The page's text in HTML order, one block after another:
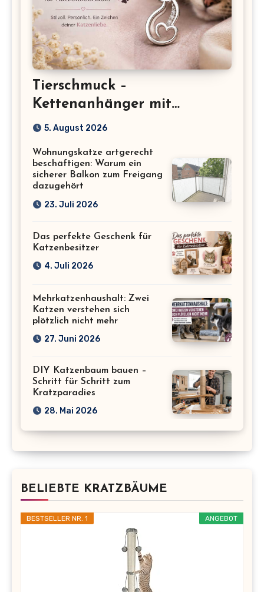
Tierschmuck –
Kettenanhänger mit
Katzenmotiv für
5. August 2026
Wohnungskatze artgerecht
beschäftigen: Warum ein
sicherer Balkon zum Freigang
dazugehört
23. Juli 2026
Das perfekte Geschenk für
Katzenbesitzer
4. Juli 2026
Mehrkatzenhaushalt: Zwei
Katzen verstehen sich
plötzlich nicht mehr
27. Juni 2026
DIY Katzenbaum bauen –
Schritt für Schritt zum
Kratzparadies
28. Mai 2026
BELIEBTE KRATZBÄUME
ANGEBOT
BESTSELLER NR. 1